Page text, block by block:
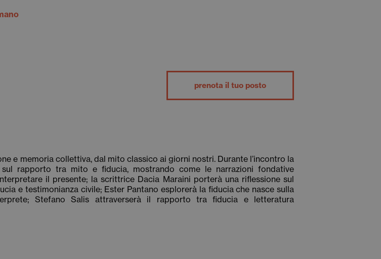
prenota il tuo posto
e memoria collettiva, dal mito classico ai giorni nostri. Durante l’incontro la
sul rapporto tra mito e fiducia, mostrando come le narrazioni fondative
il presente; la scrittrice Dacia Maraini porterà una riflessione sul
e testimonianza civile; Ester Pantano esplorerà la fiducia che nasce sulla
Stefano Salis attraverserà il rapporto tra fiducia e letteratura